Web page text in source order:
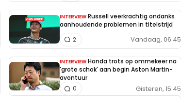
INTERVIEW Russell veerkrachtig ondanks
aanhoudende problemen in titelstrijd
Vandaag, 06:45
2
INTERVIEW Honda trots op ommekeer na
'grote schok' aan begin Aston Martin-
avontuur
Gisteren, 15:45
0